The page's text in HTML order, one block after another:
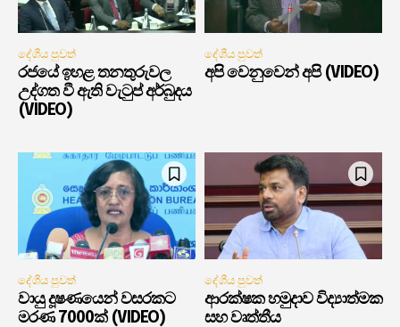
දේශීය පුවත්
රජයේ ඉහළ තනතුරුවල
උද්ගත වී ඇති වැටුප් අර්බුදය
(VIDEO)
දේශීය පුවත්
අපි වෙනුවෙන් අපි (VIDEO)
දේශීය පුවත්
වායු දූෂණයෙන් වසරකට
මරණ 7000ක් (VIDEO)
දේශීය පුවත්
ආරක්ෂක හමුදාව විද්‍යාත්මක
සහ වෘත්තීය